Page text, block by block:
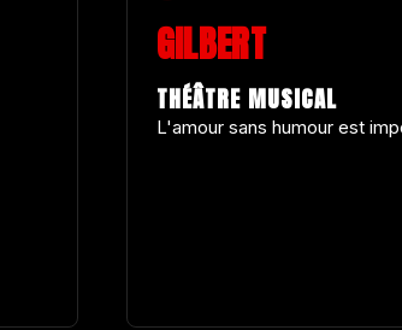
GILBERT
THÉÂTRE MUSICAL
L'amour sans humour est